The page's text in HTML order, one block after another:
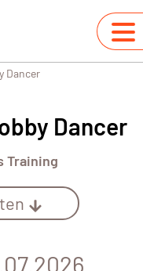
Dancer
Dancer
Training